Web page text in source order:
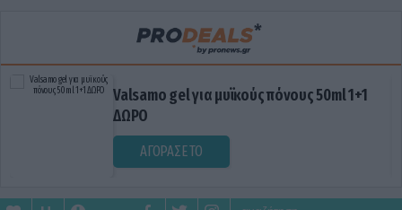
Valsamo gel για μυϊκούς πόνους 50ml 1+1
ΔΩΡΟ
ΑΓΟΡΑΣΕ ΤΟ